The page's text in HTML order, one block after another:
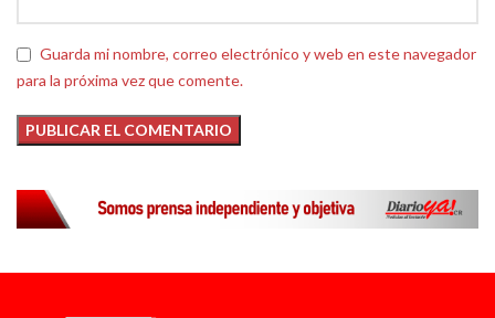
Guarda mi nombre, correo electrónico y web en este navegador
para la próxima vez que comente.